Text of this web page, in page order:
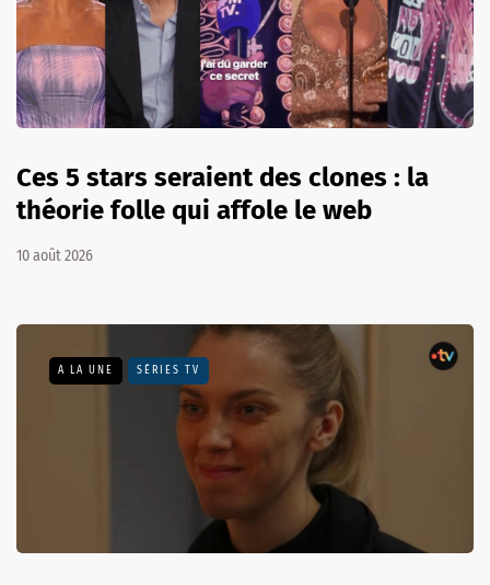
Ces 5 stars seraient des clones : la
théorie folle qui affole le web
10 août 2026
A LA UNE SÉRIES TV